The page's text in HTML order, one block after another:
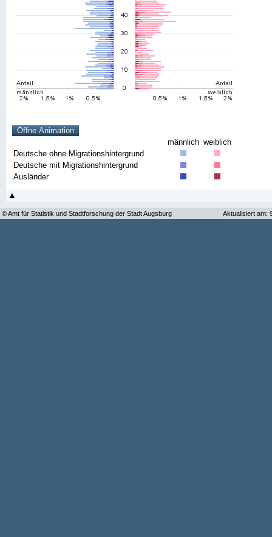
männlich weiblich
Deutsche ohne Migrationshintergrund
Deutsche mit Migrationshintergrund
Ausländer
© Amt für Statistik und Stadtforschung der Stadt Augsburg Aktualisiert am: